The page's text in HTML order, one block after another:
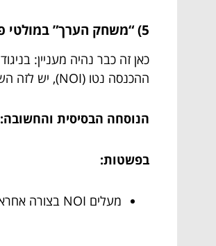
5) “משחק הערך” במולטי פמילי: הערך נקבע כמו עסק
כאן זה כבר נהיה מעניין:
ההכנסה נטו (NOI), יש לזה השפעה ישירה על שווי הנכס.
הנוסחה הבסיסית והחשובה:
בפשטות:
מעלים NOI בצורה אחראית